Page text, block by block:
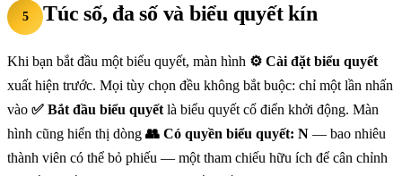
5 Túc số, đa số và biểu quyết kín
Khi bạn bắt đầu một biểu quyết, màn hình ⚙️ Cài đặt biểu quyết
xuất hiện trước. Mọi tùy chọn đều không bắt buộc: chỉ một lần nhấn
vào ✅ Bắt đầu biểu quyết là biểu quyết cổ điển khởi động. Màn
hình cũng hiển thị dòng 👥 Có quyền biểu quyết: N — bao nhiêu
thành viên có thể bỏ phiếu — một tham chiếu hữu ích để cân chỉnh